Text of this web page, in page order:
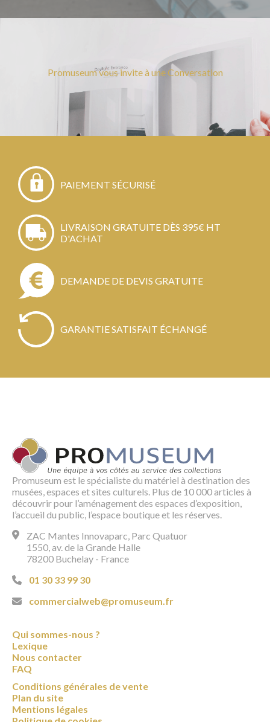
Promuseum vous invite à une Conversation
PAIEMENT SÉCURISÉ
LIVRAISON GRATUITE DÈS 395€ HT
D'ACHAT
DEMANDE DE DEVIS GRATUITE
GARANTIE SATISFAIT ÉCHANGÉ
Promuseum est le spécialiste du matériel à destination des
musées, espaces et sites culturels. Plus de 10 000 articles à
découvrir pour l’aménagement des espaces d’exposition,
l’accueil du public, l’espace boutique et les réserves.
ZAC Mantes Innovaparc, Parc Quatuor
1550, av. de la Grande Halle
78200 Buchelay - France
01 30 33 99 30
commercialweb@promuseum.fr
Qui sommes-nous ?
Lexique
Nous contacter
FAQ
Conditions générales de vente
Plan du site
Mentions légales